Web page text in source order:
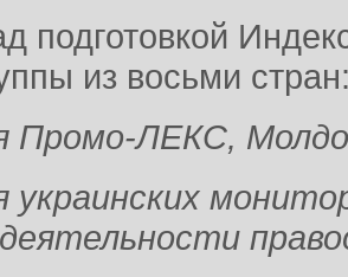
подготовкой
из восьми
Промо-ЛЕКС,
украинских
деятельности